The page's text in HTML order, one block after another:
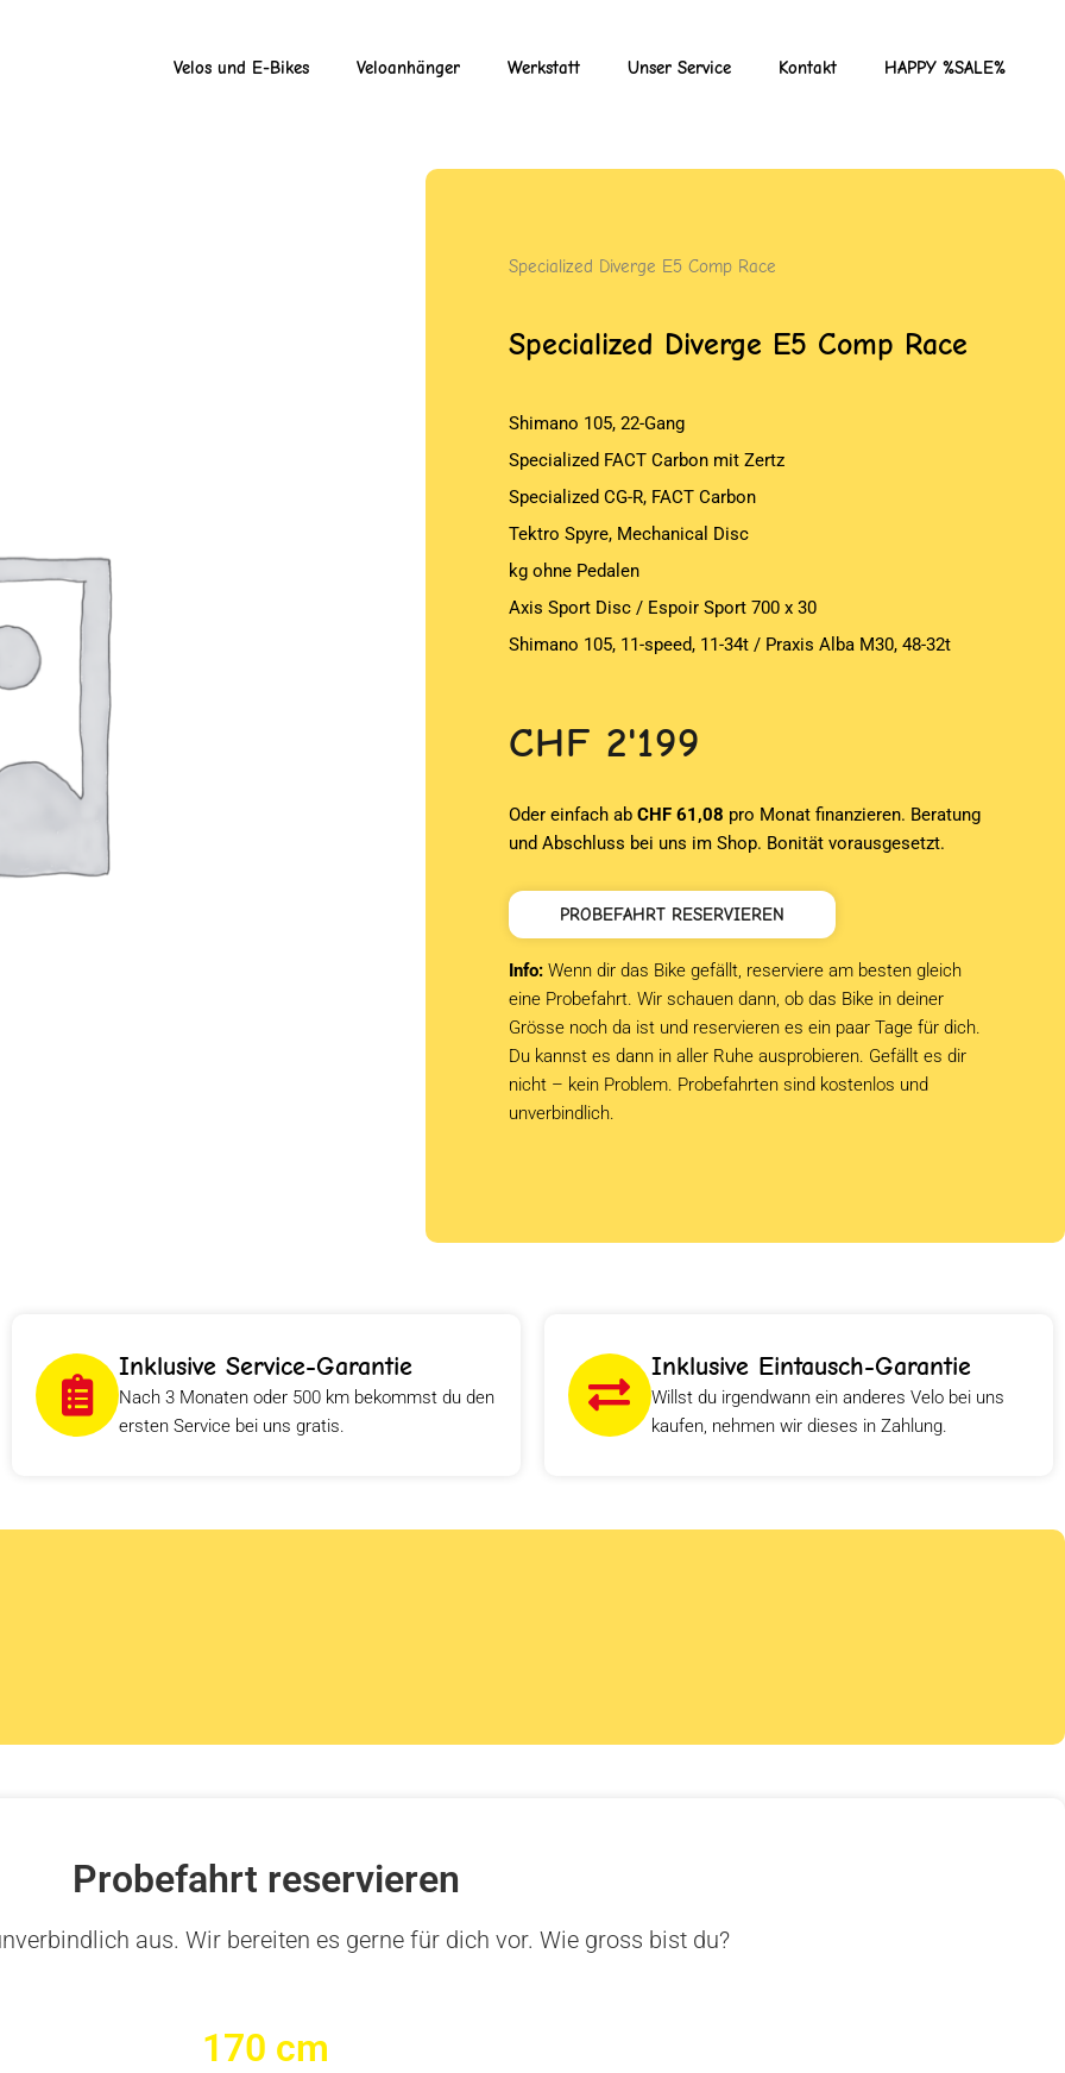
Velos und E-Bikes Veloanhänger Werkstatt Unser Service Kontakt HAPPY %SALE%
Specialized Diverge E5 Comp Race
Specialized Diverge E5 Comp Race
Shimano 105, 22-Gang
Specialized FACT Carbon mit Zertz
Specialized CG-R, FACT Carbon
Tektro Spyre, Mechanical Disc
kg ohne Pedalen
Axis Sport Disc / Espoir Sport 700 x 30
Shimano 105, 11-speed, 11-34t / Praxis Alba M30, 48-32t
CHF 2'199
Oder einfach abCHF 61,08 pro Monat finanzieren. Beratung
und Abschluss bei uns im Shop. Bonität vorausgesetzt.
PROBEFAHRT RESERVIEREN
Info: Wenn dir das Bike gefällt, reserviere am besten gleich
eine Probefahrt. Wir schauen dann, ob das Bike in deiner
Grösse noch da ist und reservieren es ein paar Tage für dich.
Du kannst es dann in aller Ruhe ausprobieren. Gefällt es dir
nicht – kein Problem. Probefahrten sind kostenlos und
unverbindlich.
Inklusive Service-Garantie
Nach 3 Monaten oder 500 km bekommst du den
ersten Service bei uns gratis.
Inklusive Eintausch-Garantie
Willst du irgendwann ein anderes Velo bei uns
kaufen, nehmen wir dieses in Zahlung.
Probefahrt reservieren
aus. Wir bereiten es gerne für dich vor. Wie gross bist du?
170 cm